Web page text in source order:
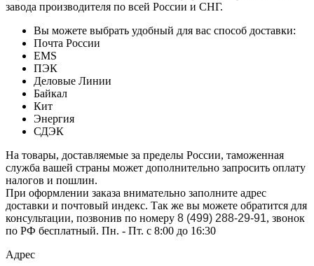
завода производителя по всей России и СНГ.
Вы можете выбрать удобный для вас способ доставки:
Почта России
EMS
ПЭК
Деловые Линии
Байкал
Кит
Энергия
СДЭК
На товары, доставляемые за пределы России, таможенная
служба вашей страны может дополнительно запросить оплату
налогов и пошлин.
При оформлении заказа внимательно заполните адрес
доставки и почтовый индекс. Так же вы можете обратится для
консультации, позвонив по номеру 8 (499) 288-29-91, звонок
по РФ бесплатный. Пн. - Пт. с 8:00 до 16:30
Адрес